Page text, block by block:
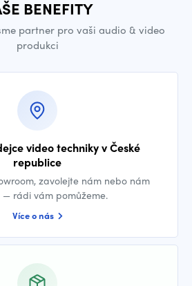
BENEFITY
partner pro vaši audio & video
produkci
video techniky v České
republice
zavolejte nám nebo nám
— rádi vám pomůžeme.
Více o nás